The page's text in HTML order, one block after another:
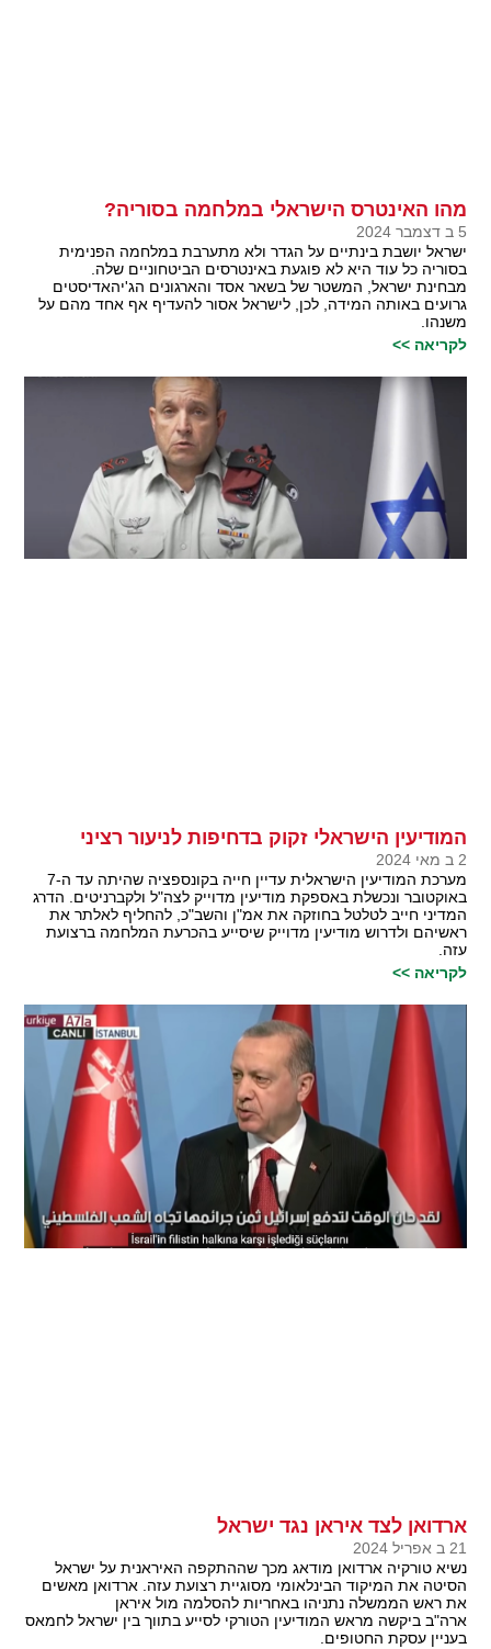
מהו האינטרס הישראלי במלחמה בסוריה?
5 ב דצמבר 2024
ישראל יושבת בינתיים על הגדר ולא מתערבת במלחמה הפנימית
בסוריה כל עוד היא לא פוגעת באינטרסים הביטחוניים שלה.
מבחינת ישראל, המשטר של בשאר אסד והארגונים הג'יהאדיסטים
גרועים באותה המידה, לכן, לישראל אסור להעדיף אף אחד מהם על
משנהו.
לקריאה >>
המודיעין הישראלי זקוק בדחיפות לניעור רציני
2 ב מאי 2024
מערכת המודיעין הישראלית עדיין חייה בקונספציה שהיתה עד ה-7
באוקטובר ונכשלת באספקת מודיעין מדוייק לצה"ל ולקברניטים. הדרג
המדיני חייב לטלטל בחוזקה את אמ"ן והשב"כ, להחליף לאלתר את
ראשיהם ולדרוש מודיעין מדוייק שיסייע בהכרעת המלחמה ברצועת
עזה.
לקריאה >>
ארדואן לצד איראן נגד ישראל
21 ב אפריל 2024
נשיא טורקיה ארדואן מודאג מכך שההתקפה האיראנית על ישראל
הסיטה את המיקוד הבינלאומי מסוגיית רצועת עזה. ארדואן מאשים
את ראש הממשלה נתניהו באחריות להסלמה מול איראן
ארה"ב ביקשה מראש המודיעין הטורקי לסייע בתווך בין ישראל לחמאס
בעניין עסקת החטופים.